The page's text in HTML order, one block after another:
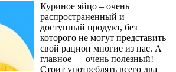
Куриное яйцо – очень
распространенный и
доступный продукт, без
которого не могут представить
свой рацион многие из нас. А
главное — очень полезный!
Стоит употреблять всего два